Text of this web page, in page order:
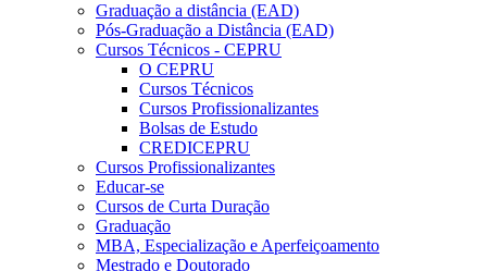
Graduação a distância (EAD)
Pós-Graduação a Distância (EAD)
Cursos Técnicos - CEPRU
O CEPRU
Cursos Técnicos
Cursos Profissionalizantes
Bolsas de Estudo
CREDICEPRU
Cursos Profissionalizantes
Educar-se
Cursos de Curta Duração
Graduação
MBA, Especialização e Aperfeiçoamento
Mestrado e Doutorado